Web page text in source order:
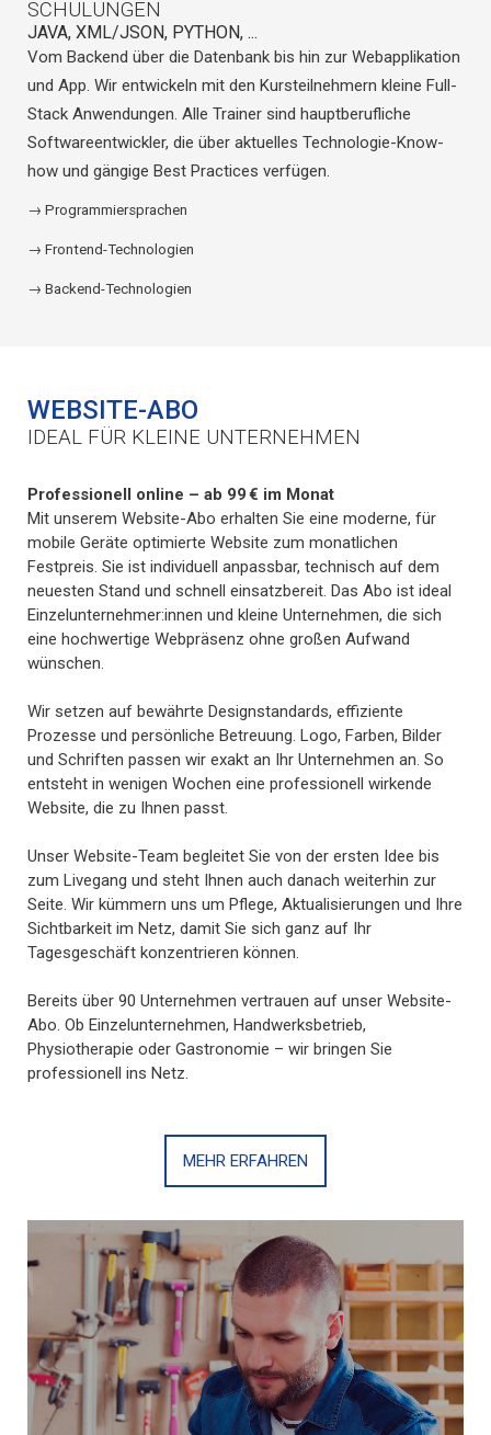
SCHULUNGEN
JAVA, XML/JSON, PYTHON, ...
Vom Backend über die Datenbank bis hin zur Webapplikation
und App. Wir entwickeln mit den Kursteilnehmern kleine Full-
Stack Anwendungen. Alle Trainer sind hauptberufliche
Softwareentwickler, die über aktuelles Technologie-Know-
how und gängige Best Practices verfügen.
→ Programmiersprachen
→ Frontend-Technologien
→ Backend-Technologien
WEBSITE-ABO
IDEAL FÜR KLEINE UNTERNEHMEN
Professionell online – ab 99 € im Monat
Mit unserem Website-Abo erhalten Sie eine moderne, für
mobile Geräte optimierte Website zum monatlichen
Festpreis. Sie ist individuell anpassbar, technisch auf dem
neuesten Stand und schnell einsatzbereit. Das Abo ist ideal
Einzelunternehmer:innen und kleine Unternehmen, die sich
eine hochwertige Webpräsenz ohne großen Aufwand
wünschen.
Wir setzen auf bewährte Designstandards, effiziente
Prozesse und persönliche Betreuung. Logo, Farben, Bilder
und Schriften passen wir exakt an Ihr Unternehmen an. So
entsteht in wenigen Wochen eine professionell wirkende
Website, die zu Ihnen passt.
Unser Website-Team begleitet Sie von der ersten Idee bis
zum Livegang und steht Ihnen auch danach weiterhin zur
Seite. Wir kümmern uns um Pflege, Aktualisierungen und Ihre
Sichtbarkeit im Netz, damit Sie sich ganz auf Ihr
Tagesgeschäft konzentrieren können.
Bereits über 90 Unternehmen vertrauen auf unser Website-
Abo. Ob Einzelunternehmen, Handwerksbetrieb,
Physiotherapie oder Gastronomie – wir bringen Sie
professionell ins Netz.
MEHR ERFAHREN